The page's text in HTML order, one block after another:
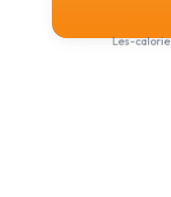
Les-